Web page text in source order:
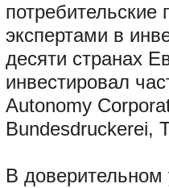
потребительские
экспертами в
десяти странах
инвестировал
Autonomy
Bundesdruckerei,
В доверительном